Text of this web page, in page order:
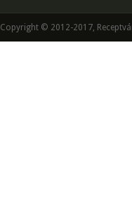
Copyright © 2012-2017,